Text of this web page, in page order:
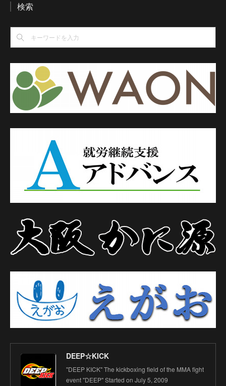
検索
DEEP☆KICK
"DEEP KICK" The kickboxing field of the MMA fight
event "DEEP" Started on July 5, 2009